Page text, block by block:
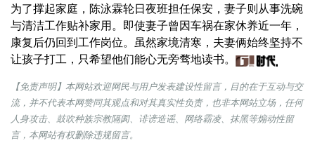
为了撑起家庭，陈泳霖轮日夜班担任保安，妻子则从事洗碗
与清洁工作贴补家用。即使妻子曾因车祸在家休养近一年，
康复后仍回到工作岗位。虽然家境清寒，夫妻俩始终坚持不
让孩子打工，只希望他们能心无旁骛地读书。
【免责声明】本网站欢迎网民与用户发表建设性留言，目的在于互动与交
流，并不代表本网赞同其观点和对其真实性负责，也非本网站立场，任何
人身攻击、鼓吹种族宗教隔阂、诽谤造谣、网络霸凌、抹黑等煽动性留
言，本网站有权删除违规留言。